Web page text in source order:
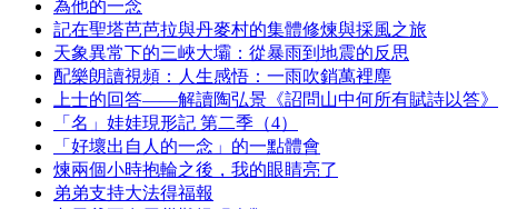
為他的一念
記在聖塔芭芭拉與丹麥村的集體修煉與採風之旅
天象異常下的三峽大壩：從暴雨到地震的反思
配樂朗讀視頻：人生感悟：一雨吹銷萬裡塵
上士的回答——解讀陶弘景《詔問山中何所有賦詩以答》
「名」娃娃現形記 第二季（4）
「好壞出自人的一念」的一點體會
煉兩個小時抱輪之後，我的眼睛亮了
弟弟支持大法得福報